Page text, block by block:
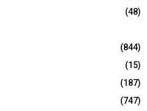
(48)
(844)
(15)
(187)
(747)